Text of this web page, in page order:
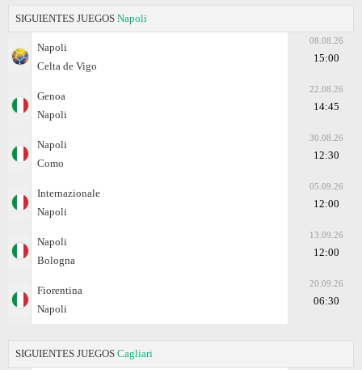
SIGUIENTES JUEGOS Napoli
Napoli
Celta de Vigo
08.08.26
15:00
Genoa
Napoli
22.08.26
14:45
Napoli
Como
30.08.26
12:30
Internazionale
Napoli
05.09.26
12:00
Napoli
Bologna
13.09.26
12:00
Fiorentina
Napoli
20.09.26
06:30
SIGUIENTES JUEGOS Cagliari